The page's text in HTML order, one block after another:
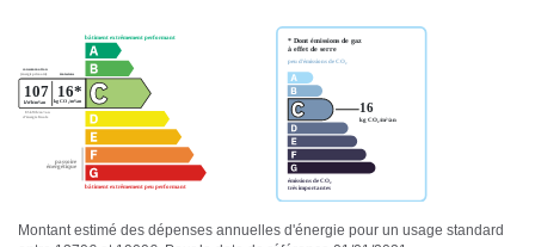
Montant estimé des dépenses annuelles d'énergie pour un usage standard